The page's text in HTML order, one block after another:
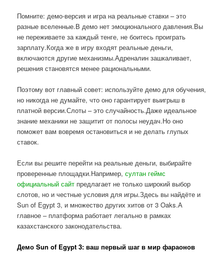
Помните: демо-версия и игра на реальные ставки – это
разные вселенные.В демо нет эмоционального давления.Вы
не переживаете за каждый тенге, не боитесь проиграть
зарплату.Когда же в игру входят реальные деньги,
включаются другие механизмы.Адреналин зашкаливает,
решения становятся менее рациональными.
Поэтому вот главный совет: используйте демо для обучения,
но никогда не думайте, что оно гарантирует выигрыш в
платной версии.Слоты – это случайность.Даже идеальное
знание механики не защитит от полосы неудач.Но оно
поможет вам вовремя остановиться и не делать глупых
ставок.
Если вы решите перейти на реальные деньги, выбирайте
проверенные площадки.Например,султан геймс
официальный сайт предлагает не только широкий выбор
слотов, но и честные условия для игры.Здесь вы найдёте и
Sun of Egypt 3, и множество других хитов от 3 Oaks.А
главное – платформа работает легально в рамках
казахстанского законодательства.
Демо Sun of Egypt 3: ваш первый шаг в мир фараонов